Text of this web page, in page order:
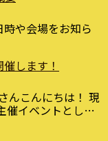
や会場をお知ら
します！
んこんにちは！ 現
催イベントとし…